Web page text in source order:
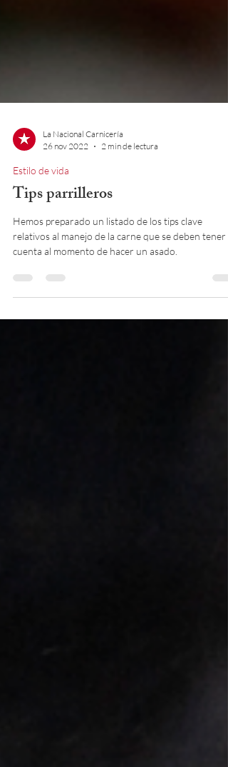
La Nacional Carnicería
26 nov 2022
2 min de lectura
Estilo de vida
Tips parrilleros
Hemos preparado un listado de los tips clave